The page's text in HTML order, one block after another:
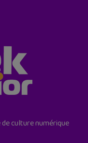
culture numérique